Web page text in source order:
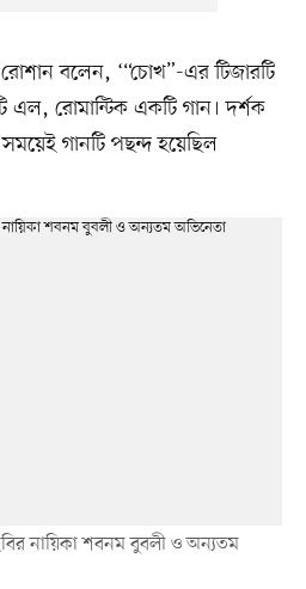
বলেন, ‘“চোখ”-এর টিজারটি
এল, রোমান্টিক একটি গান। দর্শক
গানটি পছন্দ হয়েছিল
নায়িকা শবনম বুবলী ও অন্যতম